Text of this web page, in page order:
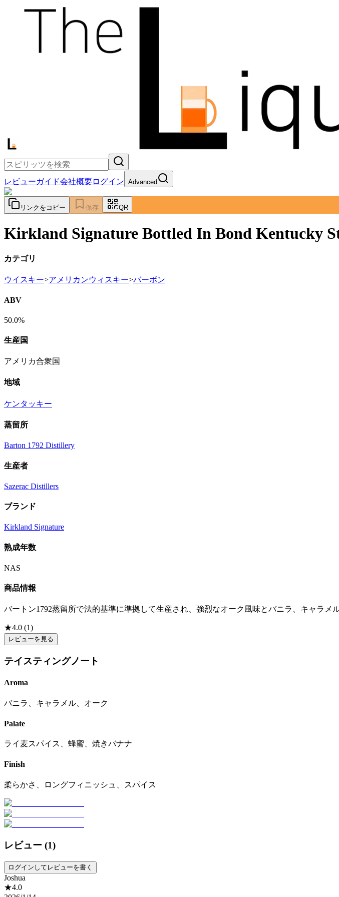
レビューガイド会社概要ログイン Advanced
リンクをコピー 保存 QR
Kirkland Signature Bottled In Bond Kentucky
カテゴリ
ウイスキー>アメリカンウィスキー>バーボン
ABV
50.0%
生産国
アメリカ合衆国
地域
ケンタッキー
蒸留所
Barton 1792 Distillery
生産者
Sazerac Distillers
ブランド
Kirkland Signature
熟成年数
NAS
商品情報
バートン1792蒸留所で法的基準に準拠して生産され、強烈なオーク風味とバニラ、キャラ
★4.0 (1)
レビューを見る
テイスティングノート
Aroma
バニラ、キャラメル、オーク
Palate
ライ麦スパイス、蜂蜜、焼きバナナ
Finish
柔らかさ、ロングフィニッシュ、スパイス
レビュー (1)
ログインしてレビューを書く
Joshua
★4.0